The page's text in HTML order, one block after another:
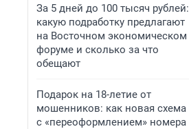
За 5 дней до 100 тысяч рублей:
какую подработку предлагают
на Восточном экономическом
форуме и сколько за что
обещают
Подарок на 18-летие от
мошенников: как новая схема
с «переоформлением» номера